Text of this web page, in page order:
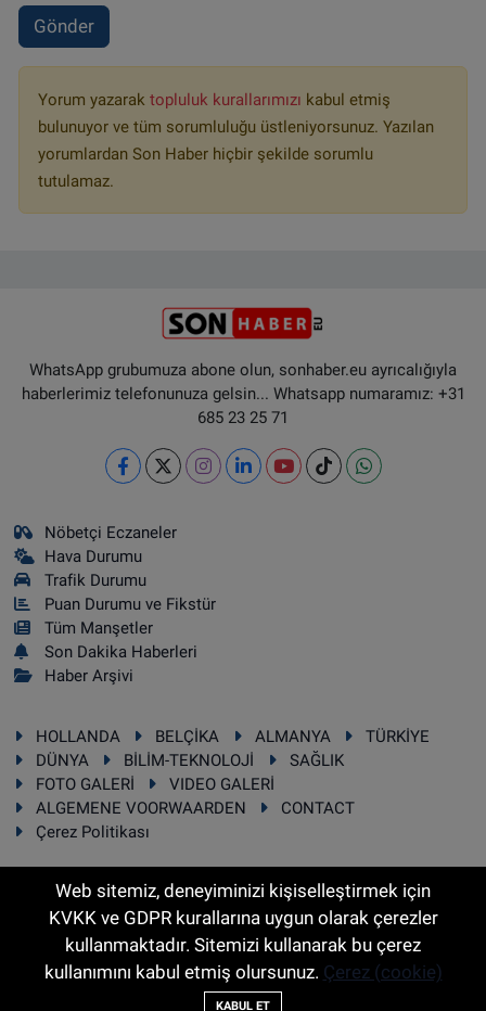
Gönder
Yorum yazarak topluluk kurallarımızı kabul etmiş
bulunuyor ve tüm sorumluluğu üstleniyorsunuz. Yazılan
yorumlardan Son Haber hiçbir şekilde sorumlu
tutulamaz.
WhatsApp grubumuza abone olun, sonhaber.eu ayrıcalığıyla
haberlerimiz telefonunuza gelsin... Whatsapp numaramız: +31
685 23 25 71
Nöbetçi Eczaneler
Hava Durumu
Trafik Durumu
Puan Durumu ve Fikstür
Tüm Manşetler
Son Dakika Haberleri
Haber Arşivi
HOLLANDA BELÇİKA ALMANYA
TÜRKİYE
DÜNYA
BİLİM-TEKNOLOJİ
SAĞLIK
FOTO GALERİ
VIDEO GALERİ
ALGEMENE VOORWAARDEN
CONTACT
Çerez Politikası
RSS Copyright © 2025 Sonhaber.eu Her hakkı saklıdır.
Haber Yazılımı:TE Bilişim
Web sitemiz, deneyiminizi kişiselleştirmek için
KVKK ve GDPR kurallarına uygun olarak çerezler
kullanmaktadır. Sitemizi kullanarak bu çerez
kullanımını kabul etmiş olursunuz. Çerez (cookie)
KABUL ET